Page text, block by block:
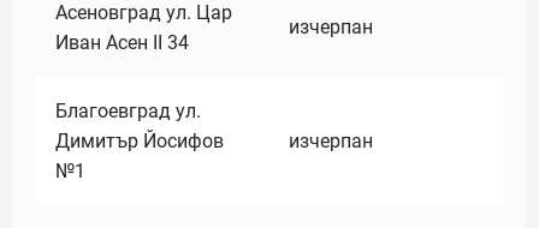
Асеновград ул. Цар
Иван Асен II 34
изчерпан
Благоевград ул.
Димитър Йосифов
№1
изчерпан